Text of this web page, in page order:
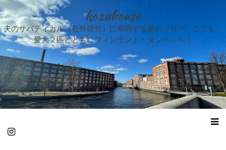
kozuhouse
夫のサバティカル（在外研究）に帯同する妻のブログ。こども、
愛犬２匹とともにフィンランド・タンペレへ！